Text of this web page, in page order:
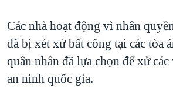
Các nhà hoạt động vì nhân
đã bị xét xử bất công tại các tòa
quân nhân đã lựa chọn để xử
an ninh quốc gia.